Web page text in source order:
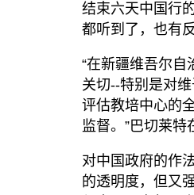
结束六天中国行
都听到了，也有
“在新疆维吾尔
关切--特别是对
评估教培中心的
监督。”巴切莱特
对中国政府的作
的透明度，但又